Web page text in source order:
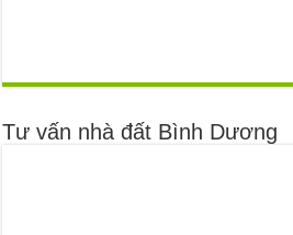
Tư vấn nhà đất Bình Dương